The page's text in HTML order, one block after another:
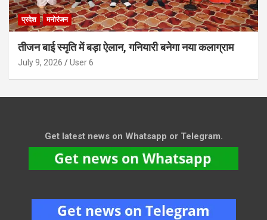
प्रदेश मनोरंजन
तीजन बाई स्मृति में बड़ा ऐलान, गनियारी बनेगा नया कलाग्राम
July 9, 2026 User 6
Get latest news on Whatsapp or Telegram.